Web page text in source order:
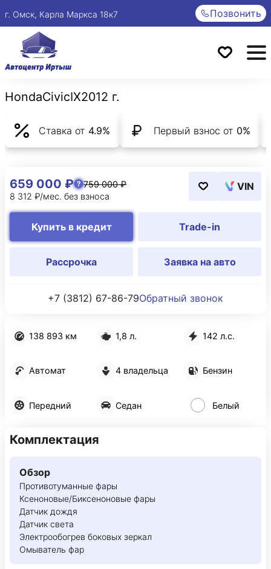
г. Омск, Карла Маркса 18к7 Позвонить
HondaCivicIX2012 г.
Ставка от 4.9% Первый взнос от 0%
138 893 км 1,8 л. 142 л.с.
Автомат 4 владельца Бензин
Передний Седан Белый
659 000 ₽
759 000 ₽
8 312 ₽/мес. без взноса
VIN
Купить в кредит Trade-in
Рассрочка Заявка на авто
+7 (3812) 67-86-79Обратный звонок
Комплектация
Обзор
Противотуманные фары
Ксеноновые/Биксеноновые фары
Датчик дождя
Датчик света
Электрообогрев боковых зеркал
Омыватель фар